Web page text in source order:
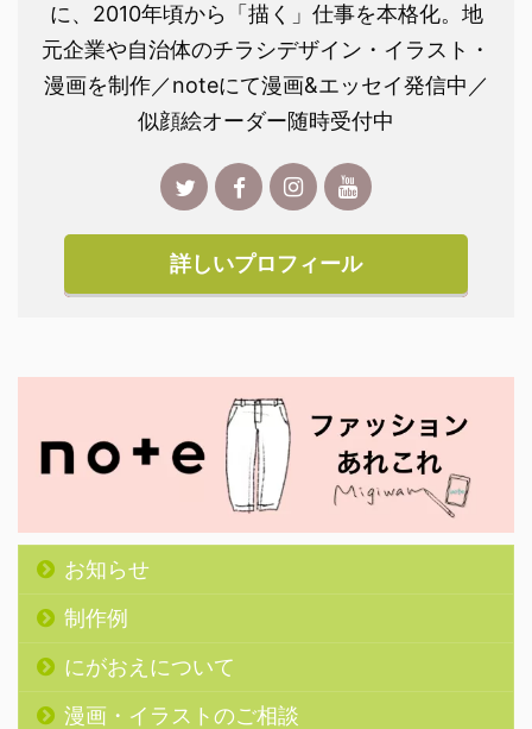
に、2010年頃から「描く」仕事を本格化。地
元企業や自治体のチラシデザイン・イラスト・
漫画を制作／noteにて漫画&エッセイ発信中／
似顔絵オーダー随時受付中
詳しいプロフィール
お知らせ
制作例
にがおえについて
漫画・イラストのご相談